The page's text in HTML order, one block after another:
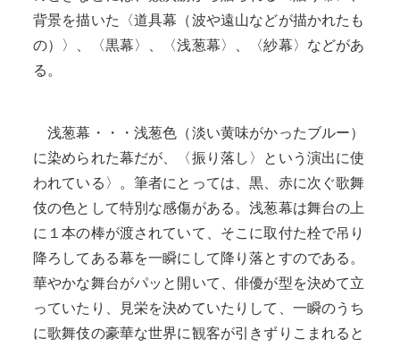
背景を描いた〈道具幕（波や遠山などが描かれたも
の）〉、〈黒幕〉、〈浅葱幕〉、〈紗幕〉などがあ
る。
浅葱幕・・・浅葱色（淡い黄味がかったブルー）
に染められた幕だが、〈振り落し〉という演出に使
われている〉。筆者にとっては、黒、赤に次ぐ歌舞
伎の色として特別な感傷がある。浅葱幕は舞台の上
に１本の棒が渡されていて、そこに取付た栓で吊り
降ろしてある幕を一瞬にして降り落とすのである。
華やかな舞台がパッと開いて、俳優が型を決めて立
っていたり、見栄を決めていたりして、一瞬のうち
に歌舞伎の豪華な世界に観客が引きずりこまれると